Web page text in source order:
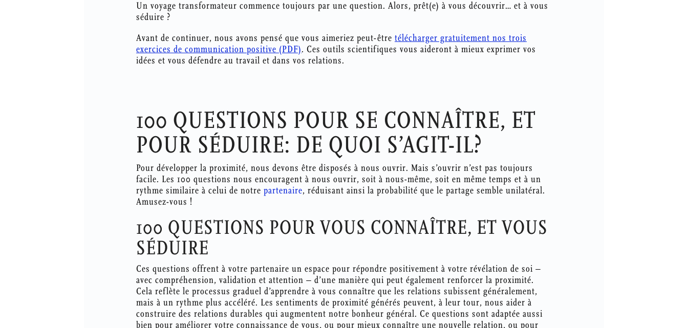
Un voyage transformateur commence toujours par une question. Alors, prêt(e) à vous découvrir… et à vous
séduire ?
Avant de continuer, nous avons pensé que vous aimeriez peut-être télécharger gratuitement nos trois
exercices de communication positive (PDF). Ces outils scientifiques vous aideront à mieux exprimer vos
idées et vous défendre au travail et dans vos relations.
100 QUESTIONS POUR SE CONNAÎTRE, ET
POUR SÉDUIRE: DE QUOI S’AGIT-IL?
Pour développer la proximité, nous devons être disposés à nous ouvrir. Mais s’ouvrir n’est pas toujours
facile. Les 100 questions nous encouragent à nous ouvrir, soit à nous-même, soit en même temps et à un
rythme similaire à celui de notre partenaire, réduisant ainsi la probabilité que le partage semble unilatéral.
Amusez-vous !
100 QUESTIONS POUR VOUS CONNAÎTRE, ET VOUS
SÉDUIRE
Ces questions offrent à votre partenaire un espace pour répondre positivement à votre révélation de soi –
avec compréhension, validation et attention – d’une manière qui peut également renforcer la proximité.
Cela reflète le processus graduel d’apprendre à vous connaître que les relations subissent généralement,
mais à un rythme plus accéléré. Les sentiments de proximité générés peuvent, à leur tour, nous aider à
construire des relations durables qui augmentent notre bonheur général. Ce questions sont adaptée aussi
bien pour améliorer votre connaissance de vous, ou pour mieux connaître une nouvelle relation, ou pour